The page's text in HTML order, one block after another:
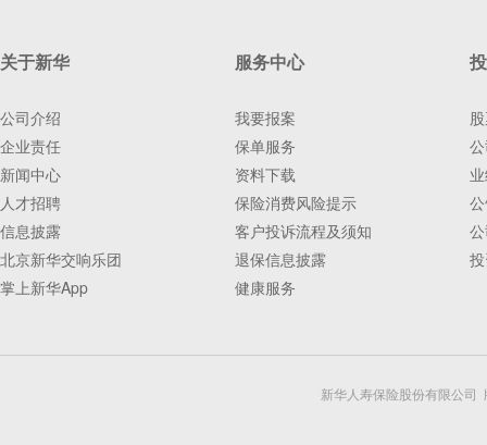
关于新华
公司介绍
企业责任
新闻中心
人才招聘
信息披露
北京新华交响乐团
掌上新华App
服务中心
我要报案
保单服务
资料下载
保险消费风险提示
客户投诉流程及须知
退保信息披露
健康服务
新华人寿保险股份有限公